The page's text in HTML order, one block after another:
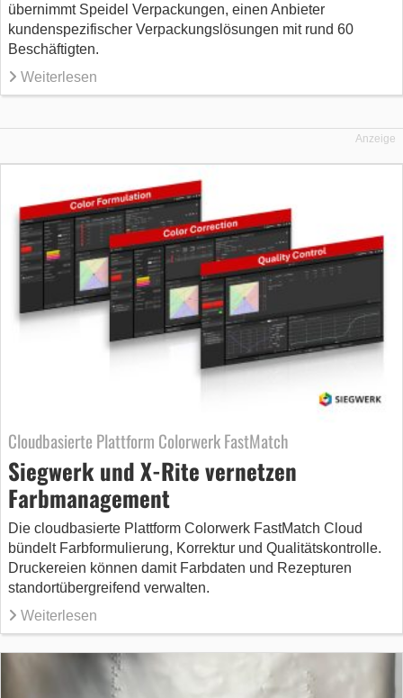
übernimmt Speidel Verpackungen, einen Anbieter
kundenspezifischer Verpackungslösungen mit rund 60
Beschäftigten.
Weiterlesen
Anzeige
Cloudbasierte Plattform Colorwerk FastMatch
Siegwerk und X-Rite vernetzen
Farbmanagement
Die cloudbasierte Plattform Colorwerk FastMatch Cloud
bündelt Farbformulierung, Korrektur und Qualitätskontrolle.
Druckereien können damit Farbdaten und Rezepturen
standortübergreifend verwalten.
Weiterlesen